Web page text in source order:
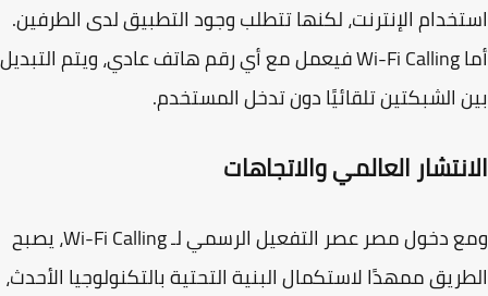
الإنترنت، لكنها تتطلب وجود التطبيق لدى الطرفين.
أما Wi-Fi Calling فيعمل مع أي رقم هاتف عادي، ويتم التبديل
الشبكتينتلقائيًادون تدخل المستخدم.
العالمي والاتجاهات
ومع دخول مصر عصر التفعيل الرسمي لـ Wi-Fi Calling، يصبح
ممهدًا لاستكمال البنية التحتية بالتكنولوجيا الأحدث،